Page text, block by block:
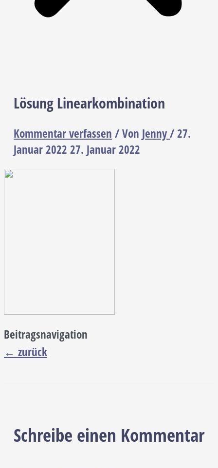
Lösung Linearkombination
Kommentar verfassen / Von Jenny/27.
Januar 2022 27. Januar 2022
Beitragsnavigation
← zurück
Schreibe einen Kommentar